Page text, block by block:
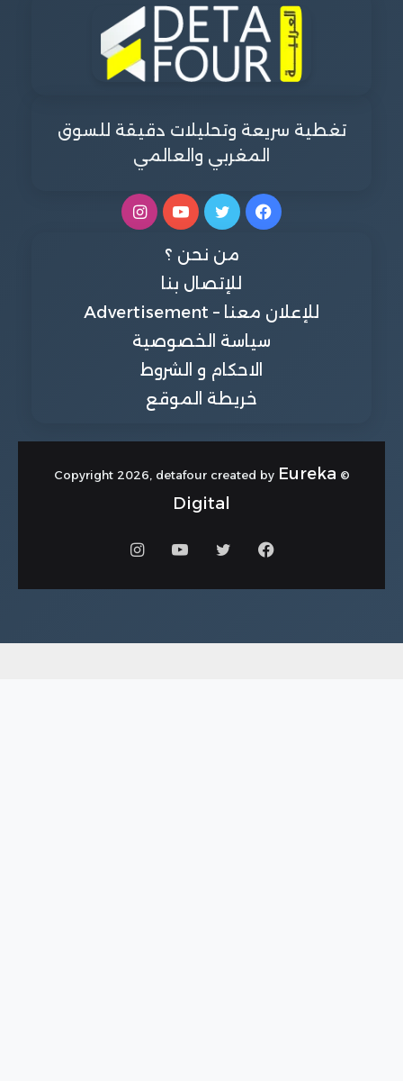
تغطية سريعة وتحليلات دقيقة للسوق
المغربي والعالمي
فيسبوكتويتر يوتيوبانستقرام
من نحن ؟
للإتصال بنا
للإعلان معنا – Advertisement
سياسة الخصوصية
الاحكام و الشروط
خريطة الموقع
© Copyright 2026, detafour created by
Eureka
Digital
فيسبوكتويتر يوتيوبانستقرام